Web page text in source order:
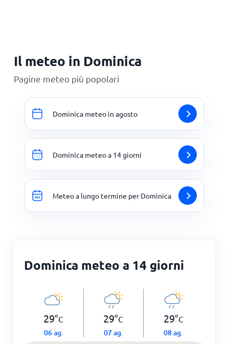
Il meteo in Dominica
Pagine meteo più popolari
Dominica meteo in agosto
Dominica meteo a 14 giorni
Meteo a lungo termine per Dominica
Dominica meteo a 14 giorni
29°C
06 ag.
29°C
07 ag.
29°C
08 ag.